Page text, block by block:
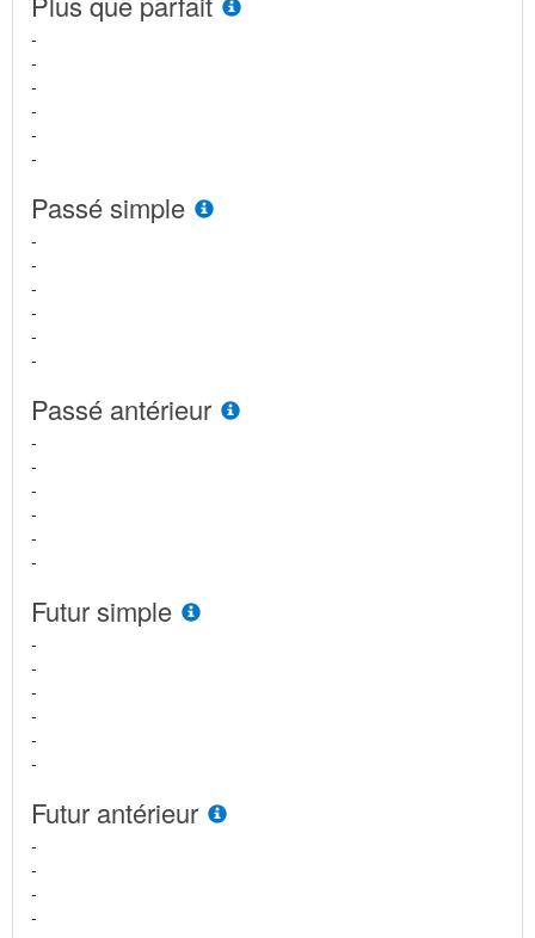
-
-
-
-
-
-
Passé simple
-
-
-
-
-
-
Passé antérieur
-
-
-
-
-
-
Futur simple
-
-
-
-
-
-
Futur antérieur
-
-
-
-